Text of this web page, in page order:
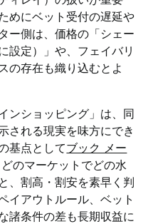
めにベット受付の遅延や
ー側は、価格の「シェー
設定）」や、フェイバリ
の存在も織り込むとよ
ンショッピング」は、同
される現実を味方にでき
基点としてブック メー
のマーケットでどの水
、割高・割安を素早く判
イアウトルール、ベット
諸条件の差も長期収益に